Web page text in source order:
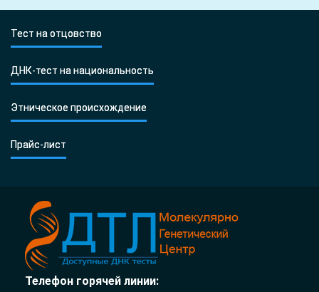
Тест на отцовство
ДНК-тест на национальность
Этническое происхождение
Прайс-лист
Телефон горячей линии: